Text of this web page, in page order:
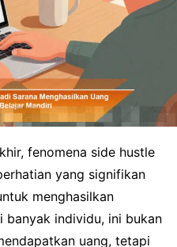
fenomena side hustle
yang signifikan
menghasilkan
banyak individu, ini bukan
uang, tetapi